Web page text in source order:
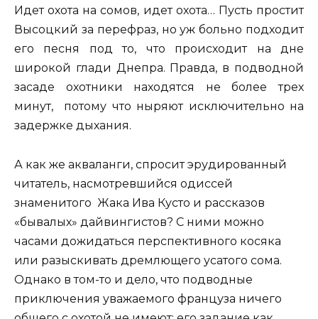
Идет охота на сомов, идет охота… Пусть простит
Высоцкий за перефраз, но уж больно подходит
его песня под то, что происходит на дне
широкой глади Днепра. Правда, в подводной
засаде охотники находятся не более трех
минут, потому что ныряют исключительно на
задержке дыхания.
А как же акваланги, спросит эрудированный
читатель, насмотревшийся одиссей
знаменитого Жака Ива Кусто и рассказов
«бывалых» дайвингистов? С ними можно
часами дожидаться перспективного косяка
или разыскивать дремлющего усатого сома.
Однако в том-то и дело, что подводные
приключения уважаемого француза ничего